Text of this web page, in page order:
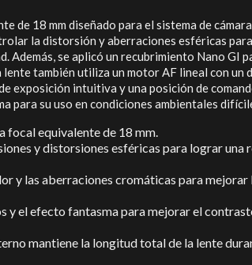
de 18 mm diseñado para el sistema de
la distorsión y aberraciones esféricas
Además, se aplicó un recubrimiento Nano GI
también utiliza un motor AF lineal con un
exposición intuitiva y una posición de
para su uso en condiciones ambientales
focal equivalente de 18 mm.
y distorsiones esféricas para lograr una
y las aberraciones cromáticas para
y el efecto fantasma para mejorar el
mantiene la longitud total de la lente